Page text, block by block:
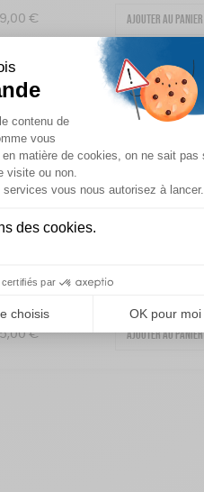
9,00 € Ajouter au panier
DE COUVERTS RÉUTILISABLES AUX
DU SECOURS CATHOLIQUE
« SUIVRE L’ÉTOILE »
€
LE POSTER INSPIRANT
€ Ajouter au panier